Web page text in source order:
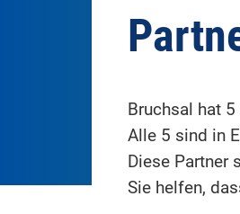
Bruchsal hat 5
Alle 5 sind in
Diese Partner
Sie helfen,